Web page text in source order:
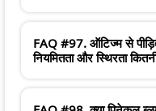
FAQ #97. ऑटिज्म से
नियमितता और स्थिरता